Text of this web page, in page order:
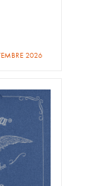
2026